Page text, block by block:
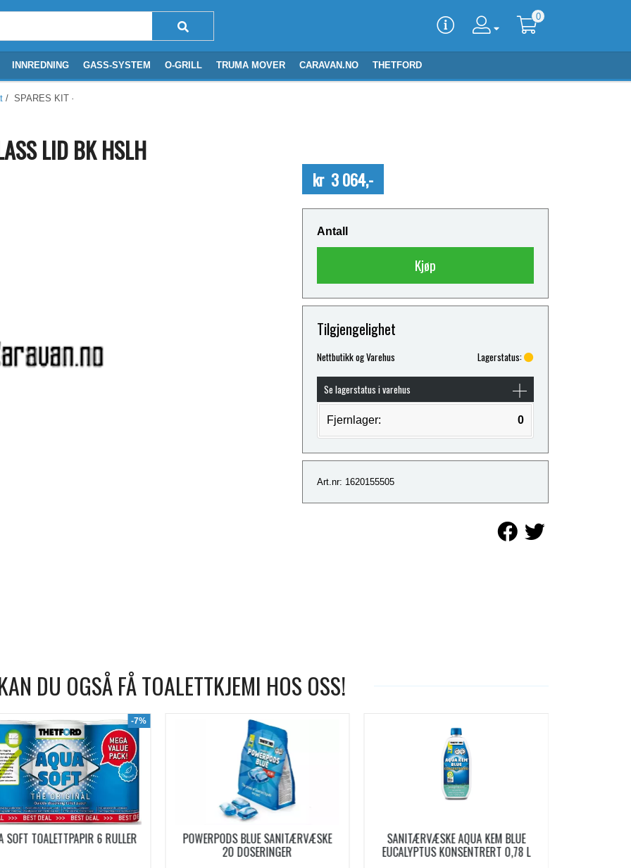
0
INNREDNING GASS-SYSTEM O-GRILL TRUMA MOVER CARAVAN.NO THETFORD
/ SPARES KIT - CR TRI HOB GLASS LID BK HSLH
LID BK HSLH
kr 3 064,-
Antall
Kjøp
Tilgjengelighet
Nettbutikk og Varehus Lagerstatus:
Se lagerstatus i varehus
Fjernlager: 0
Art.nr: 1620155505
DU OGSÅ FÅ TOALETTKJEMI HOS OSS!
BLUE SANITÆRVÆSKE SANITÆRVÆSKE AQUA KEM BLUE
EUCALYPTUS KONSENTRERT 0,78 L
AQUA KEM BLUE SACHETS
SANITÆRVÆSKE 15 DOSER